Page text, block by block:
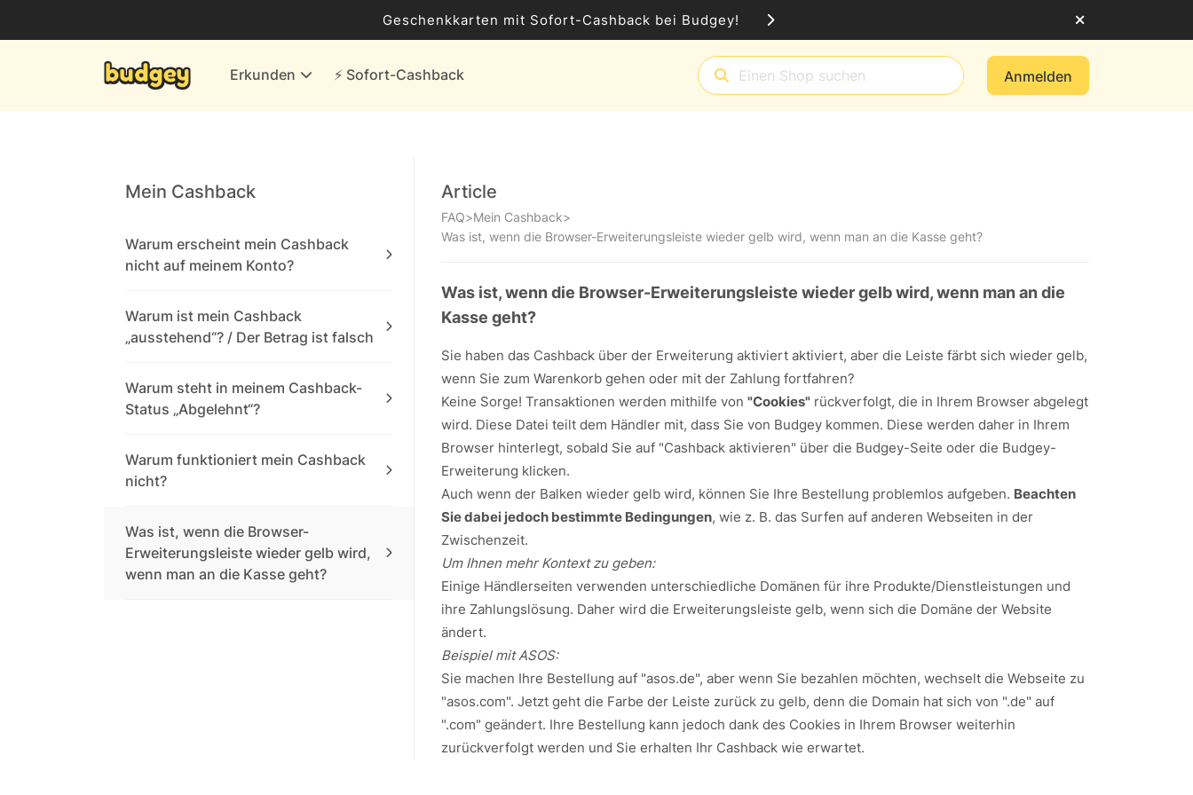
Geschenkkarten mit Sofort-Cashback bei Budgey!
Erkunden ⚡️ Sofort-Cashback Anmelden
Finanzen & Versicherungen
Alle Händler
Mein Cashback
Warum erscheint mein Cashback
nicht auf meinem Konto?
Warum ist mein Cashback
„ausstehend“? / Der Betrag ist falsch
Warum steht in meinem Cashback-
Status „Abgelehnt“?
Warum funktioniert mein Cashback
nicht?
Was ist, wenn die Browser-
Erweiterungsleiste wieder gelb wird,
wenn man an die Kasse geht?
Article
FAQ>Mein Cashback>
Was ist, wenn die Browser-Erweiterungsleiste wieder gelb wird, wenn man an die Kasse geht?
Was ist, wenn die Browser-Erweiterungsleiste wieder gelb wird, wenn man an die
Kasse geht?
Sie haben das Cashback über der Erweiterung aktiviert aktiviert, aber die Leiste färbt sich wieder gelb,
wenn Sie zum Warenkorb gehen oder mit der Zahlung fortfahren?
Keine Sorge! Transaktionen werden mithilfe von "Cookies" rückverfolgt, die in Ihrem Browser abgelegt
wird. Diese Datei teilt dem Händler mit, dass Sie von Budgey kommen. Diese werden daher in Ihrem
Browser hinterlegt, sobald Sie auf "Cashback aktivieren" über die Budgey-Seite oder die Budgey-
Erweiterung klicken.
Auch wenn der Balken wieder gelb wird, können Sie Ihre Bestellung problemlos aufgeben. Beachten
Sie dabei jedoch bestimmte Bedingungen, wie z. B. das Surfen auf anderen Webseiten in der
Zwischenzeit.
Um Ihnen mehr Kontext zu geben:
Einige Händlerseiten verwenden unterschiedliche Domänen für ihre Produkte/Dienstleistungen und
ihre Zahlungslösung. Daher wird die Erweiterungsleiste gelb, wenn sich die Domäne der Website
ändert.
Beispiel mit ASOS:
Sie machen Ihre Bestellung auf "asos.de", aber wenn Sie bezahlen möchten, wechselt die Webseite zu
"asos.com". Jetzt geht die Farbe der Leiste zurück zu gelb, denn die Domain hat sich von ".de" auf
".com" geändert. Ihre Bestellung kann jedoch dank des Cookies in Ihrem Browser weiterhin
zurückverfolgt werden und Sie erhalten Ihr Cashback wie erwartet.